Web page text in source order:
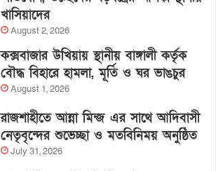
খাসিয়াদের
August 2, 2026
কক্সবাজার উখিয়ায় স্থানীয় বাঙ্গালী কর্তৃক
বৌদ্ধ বিহারে হামলা, মূর্তি ও ঘর ভাঙচুর
August 1, 2026
রাজশাহীতে আন্না মিন্জ এর সাথে আদিবাসী
নেতৃবৃন্দের শুভেচ্ছা ও মতবিনিময় অনুষ্ঠিত
July 31, 2026